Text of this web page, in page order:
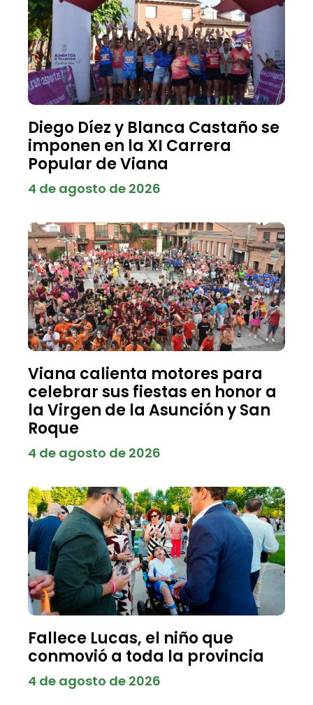
Diego Díez y Blanca Castaño se
imponen en la XI Carrera
Popular de Viana
4 de agosto de 2026
Viana calienta motores para
celebrar sus fiestas en honor a
la Virgen de la Asunción y San
Roque
4 de agosto de 2026
Fallece Lucas, el niño que
conmovió a toda la provincia
4 de agosto de 2026